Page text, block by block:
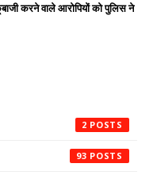
करने वाले आरोपियों को पुलिस ने
2
93